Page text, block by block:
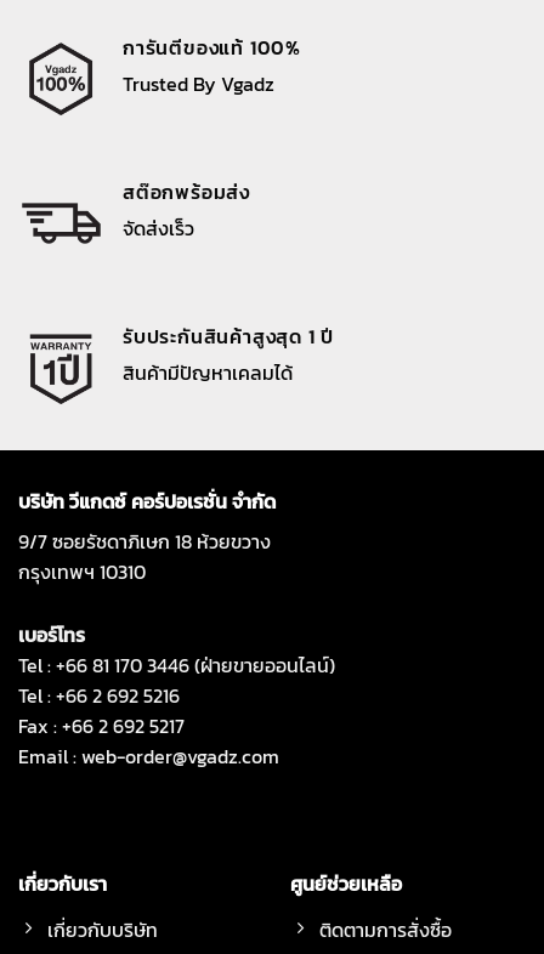
การันตีของแท้ 100%
Trusted By Vgadz
สต๊อกพร้อมส่ง
จัดส่งเร็ว
รับประกันสินค้าสูงสุด 1 ปี
สินค้ามีปัญหาเคลมได้
บริษัท วีแกดซ์ คอร์ปอเรชั่น จำกัด
9/7 ซอยรัชดาภิเษก 18 ห้วยขวาง
กรุงเทพฯ 10310
เบอร์โทร
Tel : +66 81 170 3446 (ฝ่ายขายออนไลน์)
Tel : +66 2 692 5216
Fax : +66 2 692 5217
Email :web-order@vgadz.com
เกี่ยวกับเรา
เกี่ยวกับบริษัท
ศูนย์ช่วยเหลือ
ติดตามการสั่งซื้อ